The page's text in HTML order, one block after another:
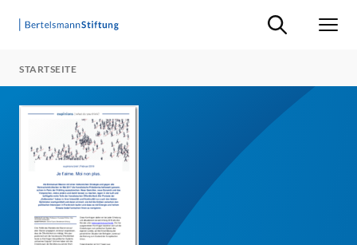
Suche ein-/
STARTSEITE